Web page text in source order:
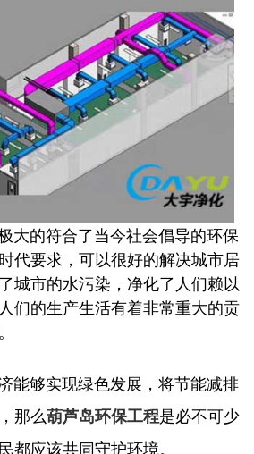
大的符合了当今社会倡导的环保
代要求，可以很好的解决城市居
城市的水污染，净化了人们赖以
们的生产生活有着非常重大的贡
能够实现绿色发展，将节能减排
那么葫芦岛环保工程是必不可少
都应该共同守护环境。